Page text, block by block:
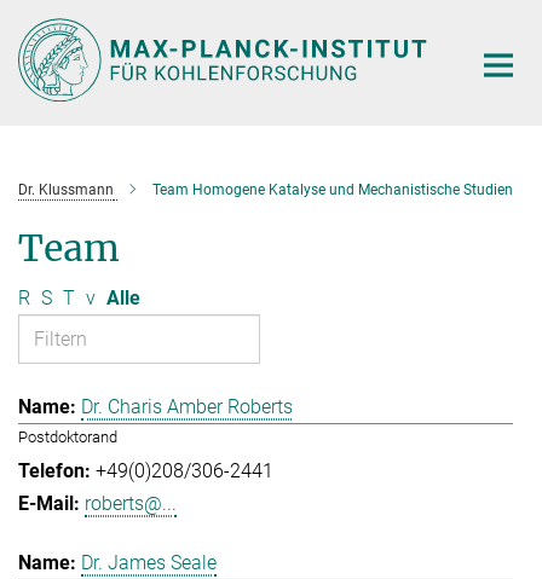
Hauptinhalt
Dr. Klussmann Team Homogene Katalyse und Mechanistische Studien
Team
R S T v Alle
Dr. Charis Amber Roberts
Postdoktorand
+49(0)208/306-2441
roberts@...
Dr. James Seale